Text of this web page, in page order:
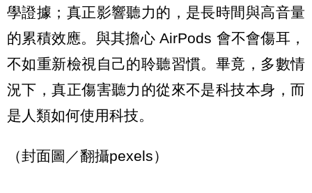
學證據；真正影響聽力的，是長時間與高音量
的累積效應。與其擔心 AirPods 會不會傷耳，
不如重新檢視自己的聆聽習慣。畢竟，多數情
況下，真正傷害聽力的從來不是科技本身，而
是人類如何使用科技。
（封面圖／翻攝pexels）